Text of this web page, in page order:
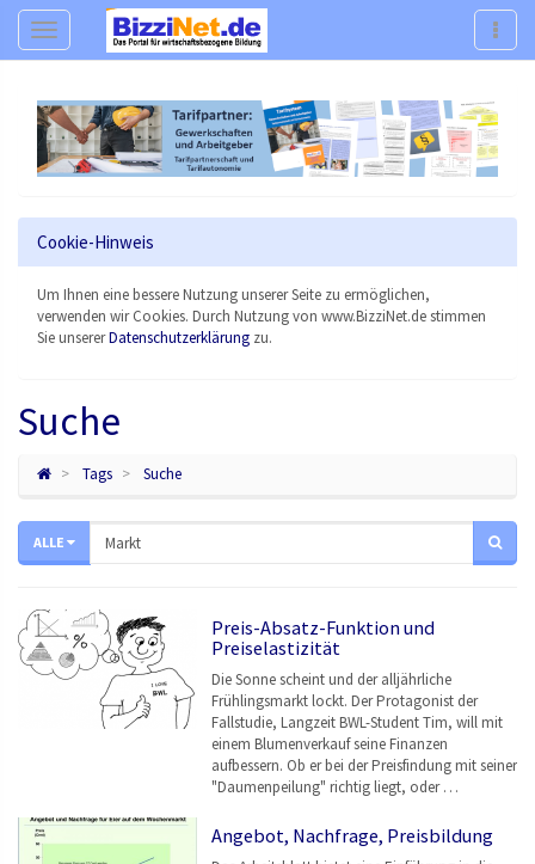
Navigation
Cookie-Hinweis
Um Ihnen eine bessere Nutzung unserer Seite zu ermöglichen,
verwenden wir Cookies. Durch Nutzung von www.BizziNet.de stimmen
Sie unsererDatenschutzerklärung zu.
Suche
Tags Suche
ALLE
Preis-Absatz-Funktion und
Preiselastizität
Die Sonne scheint und der alljährliche
Frühlingsmarkt lockt. Der Protagonist der
Fallstudie, Langzeit BWL-Student Tim, will mit
einem Blumenverkauf seine Finanzen
aufbessern. Ob er bei der Preisfindung mit seiner
"Daumenpeilung" richtig liegt, oder …
Angebot, Nachfrage, Preisbildung